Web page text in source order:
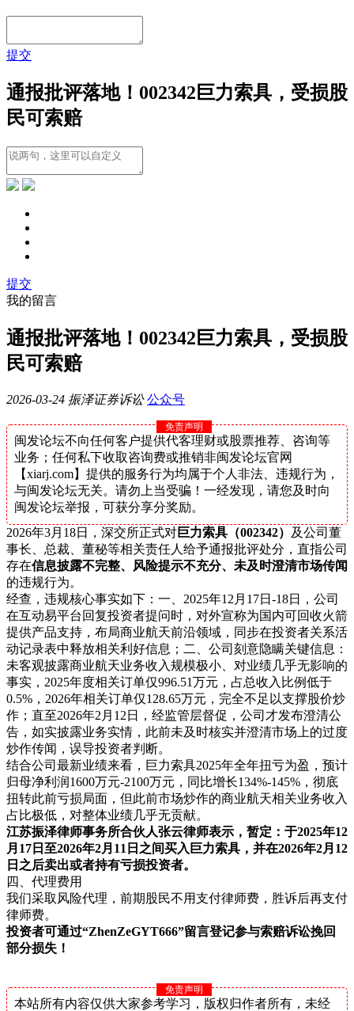
提交
通报批评落地！002342巨力索具，受损股
民可索赔
提交
我的留言
通报批评落地！002342巨力索具，受损股
民可索赔
2026-03-24 振泽证券诉讼 公众号
免责声明
闽发论坛不向任何客户提供代客理财或股票推荐、咨询等
业务；任何私下收取咨询费或推销非闽发论坛官网
【xiarj.com】提供的服务行为均属于个人非法、违规行为，
与闽发论坛无关。请勿上当受骗！一经发现，请您及时向
闽发论坛举报，可获分享分奖励。
2026年3月18日，深交所正式对巨力索具（002342）
及公司董
事长、总裁、董秘等相关责任人给予通报批评处分，直指公司
存在信息披露不完整、风险提示不充分、未及时澄清市场传闻
的违规行为。
经查，违规核心事实如下： 一、 2025年12月17日-18日，公司
在互动易平台回复投资者提问时，对外宣称为国内可回收火箭
提供产品支持，布局商业航天前沿领域，同步在投资者关系活
动记录表中释放相关利好信息 ；二、公司刻意隐瞒关键信息：
未客观披露商业航天业务收入规模极小、对业绩几乎无影响的
事实， 2025年度相关订单仅996.51万元，占总收入比例低于
0.5%，2026年相关订单仅128.65万元，完全不足以支撑股价炒
作；直至2026年2月12日，经监管层督促，公司才发布澄清公
告，如实披露业务实情，此前未及时核实并澄清市场上的过度
炒作传闻，误导投资者判断。
结合公司最新业绩来看，巨力索具2025年全年扭亏为盈，预计
归母净利润1600万元-2100万元，同比增长134%-145%，彻底
扭转此前亏损局面，但此前市场炒作的商业航天相关业务收入
占比极低，对整体业绩几乎无贡献。
江苏振泽律师事务所合伙人张云律师表示 ，暂定： 于2025年12
月17日至2026年2月11日之间买入巨力索具，并在2026年2月12
日之后卖出或者持有亏损投资者。
四、代理费用
我们采取风险代理，前期股民不用支付律师费，胜诉后再支付
律师费。
投资者可通过“ZhenZeGYT666”留言登记参与索赔诉讼挽回
部分损失！
免责声明
本站所有内容仅供大家参考学习，版权归作者所有，未经